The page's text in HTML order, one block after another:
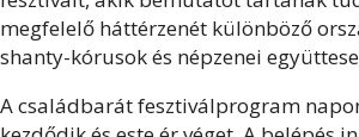
megfelelő háttérzenét különböző
shanty-kórusok és népzenei
A családbarát fesztiválprogram